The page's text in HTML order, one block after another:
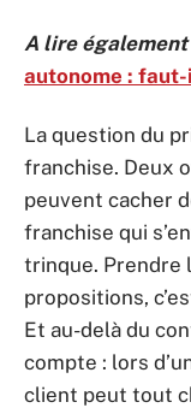
A lire également
autonome :
La question du
franchise. Deux
peuvent cacher
franchise qui
trinque. Prendre
propositions,
Et au-delà du
compte : lors
client peut tout